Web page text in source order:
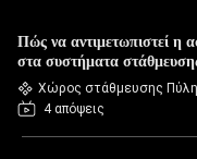
Πώς να αντιμετωπιστεί η
στα συστήματα
βούρτσα
Χώρος στάθμευσης
4 απόψεις